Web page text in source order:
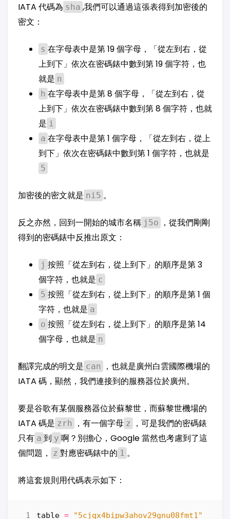
IATA 代碼為 sha ,我們可以通過這張表得到加密後的
密文：
s 在字母表中是第 19 個字母，「從左到右，從
上到下」依次在密碼錶中數到第 19 個字符，也
就是 n
h 在字母表中是第 8 個字母，「從左到右，從
上到下」依次在密碼錶中數到第 8 個字符，也就
是 i
a 在字母表中是第 1 個字母，「從左到右，從上
到下」依次在密碼錶中數到第 1 個字符，也就是
5
加密後的密文就是 ni5 。
反之亦然，回到一開始的城市名稱 j5o
，從我們剛剛
得到的密碼錶中反推出原文：
j 按照「從左到右，從上到下」的順序是第 3
個字符，也就是 c
5 按照「從左到右，從上到下」的順序是第 1 個
字符，也就是 a
o 按照「從左到右，從上到下」的順序是第 14
個字母，也就是 n
翻譯完成的明文是 can
，也就是廣州白雲國際機場的
IATA 碼，顯然，我們連接到的服務器位於廣州。
要是谷歌有某個服務器位於蘇黎世，而蘇黎世機場的
IATA 碼是 zrh ，有一個字母 z
，可是我們的密碼錶
只有 a 到 y 啊？別擔心，Google 當然也考慮到了這
個問題，
z 對應密碼錶中的 1 。
將這套規則用代碼表示如下：
table =
"5cjqx4bipw3ahov29gnu08fmt1"